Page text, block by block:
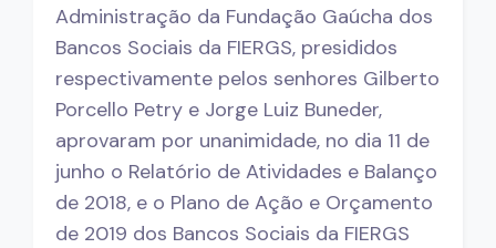
Administração da Fundação Gaúcha dos
Bancos Sociais da FIERGS, presididos
respectivamente pelos senhores Gilberto
Porcello Petry e Jorge Luiz Buneder,
aprovaram por unanimidade, no dia 11 de
junho o Relatório de Atividades e Balanço
de 2018, e o Plano de Ação e Orçamento
de 2019 dos Bancos Sociais da FIERGS